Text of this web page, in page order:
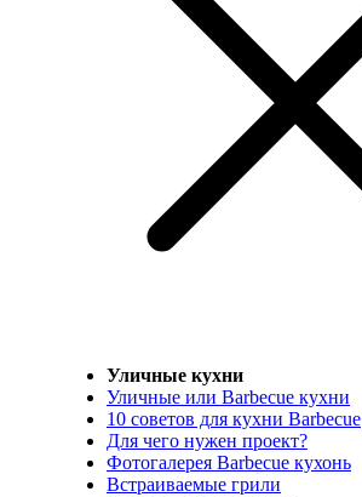
Уличные кухни
Уличные или Barbecue кухни
10 советов для кухни Barbecue
Для чего нужен проект?
Фотогалерея Barbecue кухонь
Встраиваемые грили